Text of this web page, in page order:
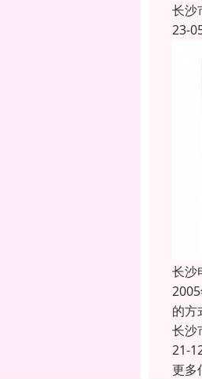
长沙
23-
长沙
的方
长沙
21-
更多